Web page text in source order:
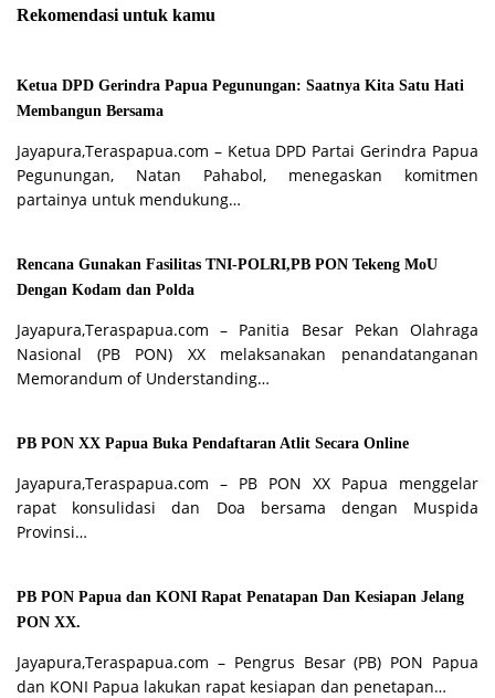
Rekomendasi untuk kamu
Ketua DPD Gerindra Papua Pegunungan: Saatnya Kita Satu Hati
Membangun Bersama
Jayapura,Teraspapua.com – Ketua DPD Partai Gerindra Papua
Pegunungan, Natan Pahabol, menegaskan komitmen
partainya untuk mendukung…
Rencana Gunakan Fasilitas TNI-POLRI,PB PON Tekeng MoU
Dengan Kodam dan Polda
Jayapura,Teraspapua.com – Panitia Besar Pekan Olahraga
Nasional (PB PON) XX melaksanakan penandatanganan
Memorandum of Understanding…
PB PON XX Papua Buka Pendaftaran Atlit Secara Online
Jayapura,Teraspapua.com – PB PON XX Papua menggelar
rapat konsulidasi dan Doa bersama dengan Muspida
Provinsi…
PB PON Papua dan KONI Rapat Penatapan Dan Kesiapan Jelang
PON XX.
Jayapura,Teraspapua.com – Pengrus Besar (PB) PON Papua
dan KONI Papua lakukan rapat kesiapan dan penetapan…